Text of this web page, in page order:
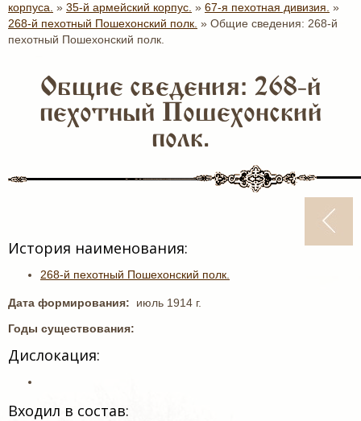
корпуса. » 35-й армейский корпус. » 67-я пехотная дивизия. »
268-й пехотный Пошехонский полк. » Общие сведения: 268-й
пехотный Пошехонский полк.
Общие сведения: 268-й
пехотный Пошехонский
полк.
История наименования:
268-й пехотный Пошехонский полк.
Дата формирования:
июль 1914 г.
Годы существования:
Дислокация:
Входил в состав: